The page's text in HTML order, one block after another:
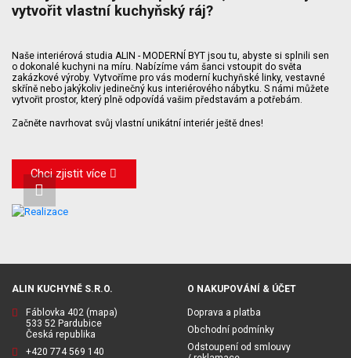
vytvořit vlastní kuchyňský ráj?
Naše interiérová studia ALIN - MODERNÍ BYT jsou tu, abyste si splnili sen
o dokonalé kuchyni na míru. Nabízíme vám šanci vstoupit do světa
zakázkové výroby. Vytvoříme pro vás moderní kuchyňské linky, vestavné
skříně nebo jakýkoliv jedinečný kus interiérového nábytku. S námi můžete
vytvořit prostor, který plně odpovídá vašim představám a potřebám.
Začněte navrhovat svůj vlastní unikátní interiér ještě dnes!
Chci zjistit více
ALIN KUCHYNĚ S.R.O.
Fáblovka 402 (mapa)
533 52 Pardubice
Česká republika
+420 774 569 140
O NAKUPOVÁNÍ & ÚČET
Doprava a platba
Obchodní podmínky
Odstoupení od smlouvy